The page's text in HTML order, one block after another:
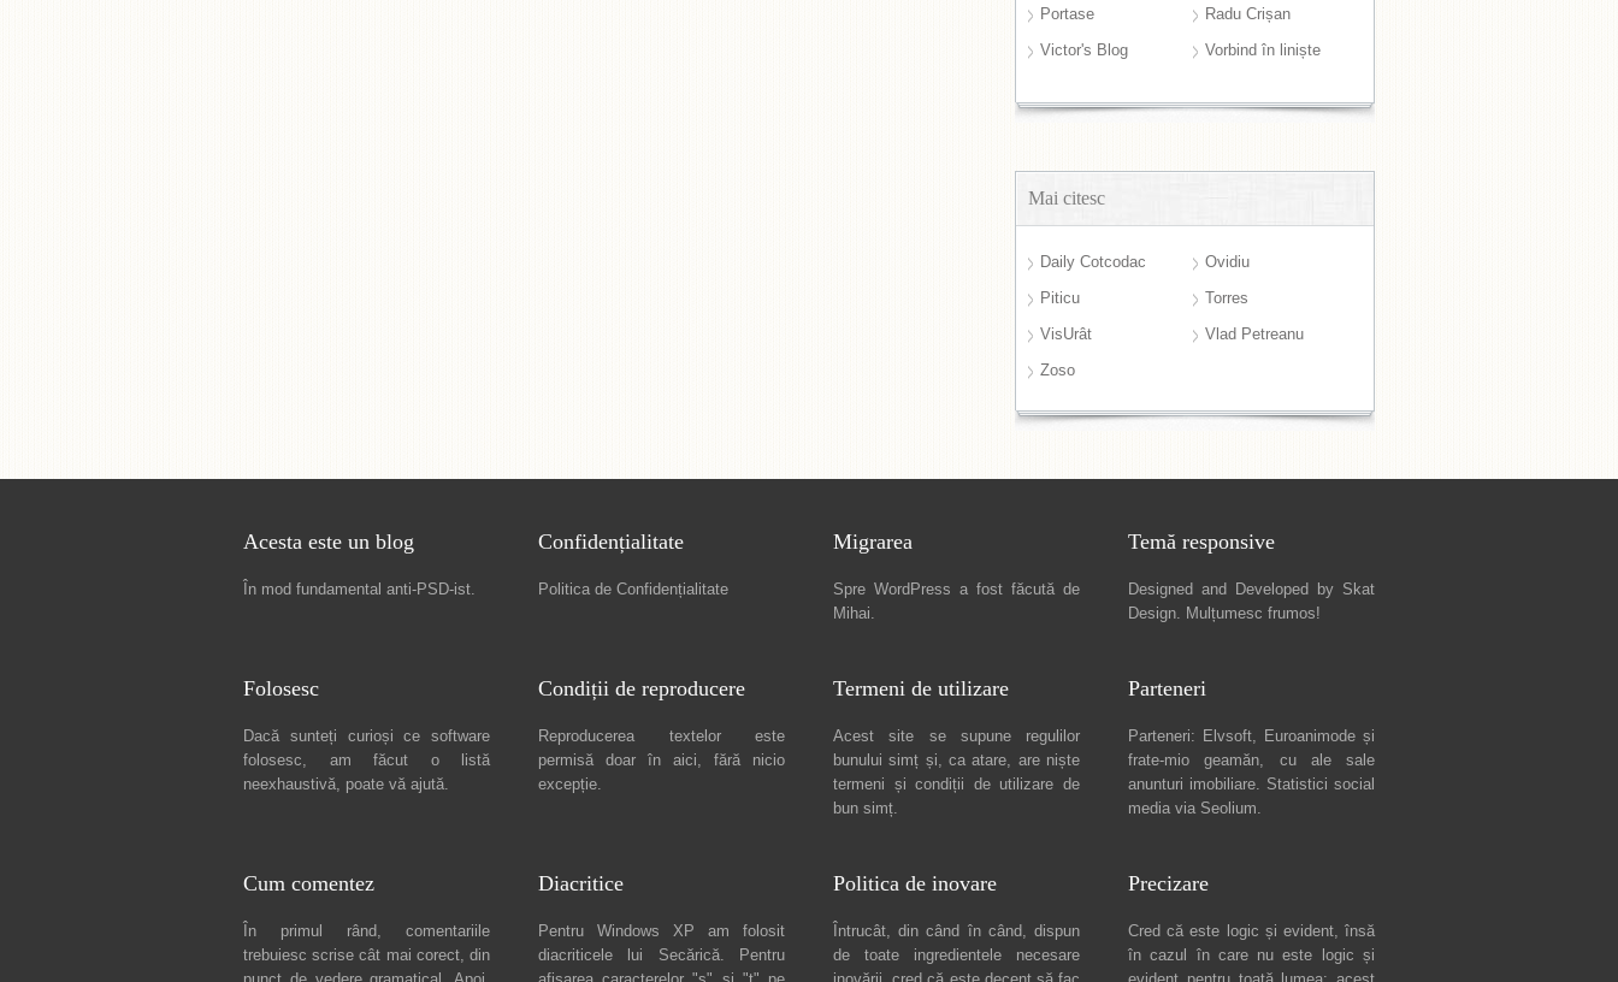
Portase
Radu Crișan
Victor's Blog
Vorbind în liniște
Mai citesc
Daily Cotcodac
Ovidiu
Piticu
Torres
VisUrât
Vlad Petreanu
Zoso
Acesta este un blog
În mod fundamental anti-PSD-ist.
Confidențialitate
Politica de Confidențialitate
Migrarea
Spre WordPress a fost făcută de
Mihai.
Temă responsive
Designed and Developed by Skat
Design. Mulțumesc frumos!
Folosesc
Dacă sunteți curioși ce software
folosesc, am făcut o listă
neexhaustivă, poate vă ajută.
Condiții de reproducere
Reproducerea textelor este
permisă doar în aici, fără nicio
excepție.
Termeni de utilizare
Acest site se supune regulilor
bunului simț și, ca atare, are niște
termeni și condiții de utilizare de
bun simț.
Parteneri
Parteneri: Elvsoft, Euroanimode și
frate-mio geamăn, cu ale sale
anunturi imobiliare. Statistici social
media via Seolium.
Cum comentez
În primul rând, comentariile
trebuiesc scrise cât mai corect, din
Diacritice
Pentru Windows XP am folosit
diacriticele lui Secărică. Pentru
Politica de inovare
Întrucât, din când în când, dispun
de toate ingredientele necesare
Precizare
Cred că este logic și evident, însă
în cazul în care nu este logic și